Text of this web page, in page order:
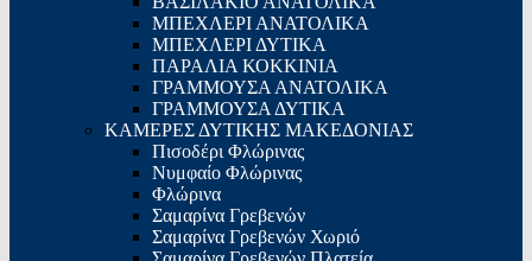
ΜΠΕΧΛΕΡΙ ΑΝΑΤΟΛΙΚΑ
ΜΠΕΧΛΕΡΙ ΔΥΤΙΚΑ
ΠΑΡΑΛΙΑ ΚΟΚΚΙΝΙΑ
ΓΡΑΜΜΟΥΣΑ ΑΝΑΤΟΛΙΚΑ
ΓΡΑΜΜΟΥΣΑ ΔΥΤΙΚΑ
ΚΑΜΕΡΕΣ ΔΥΤΙΚΗΣ ΜΑΚΕΔΟΝΙΑΣ
Πισοδέρι Φλώρινας
Νυμφαίο Φλώρινας
Φλώρινα
Σαμαρίνα Γρεβενών
Σαμαρίνα Γρεβενών Χωριό